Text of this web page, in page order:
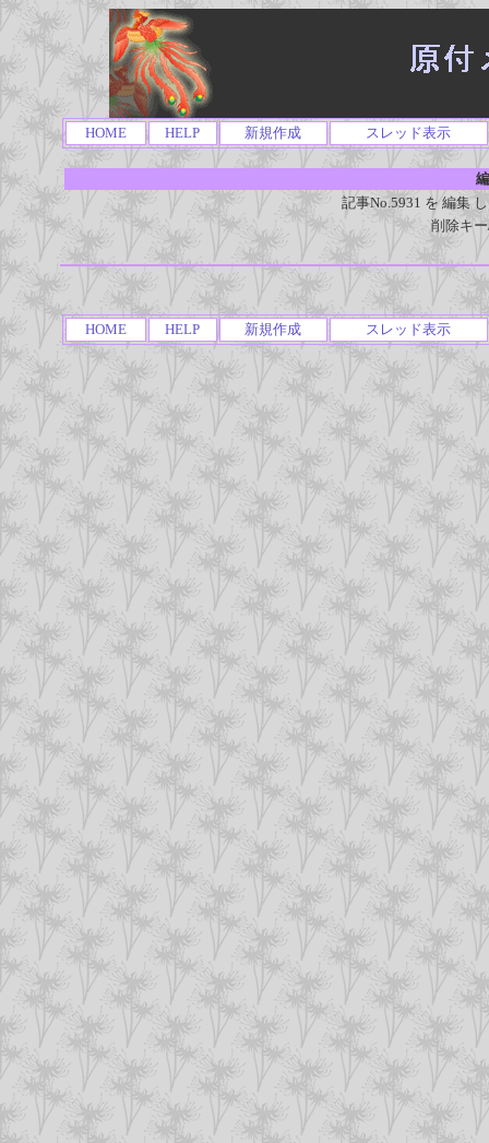
HOME HELP 新規作成 スレッド表示
記事No.5931 を 編集
削除キ
HOME HELP 新規作成 スレッド表示